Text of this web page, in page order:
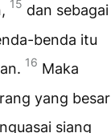
15 dan sebagai
benda itu
16 Maka
yang besar
siang